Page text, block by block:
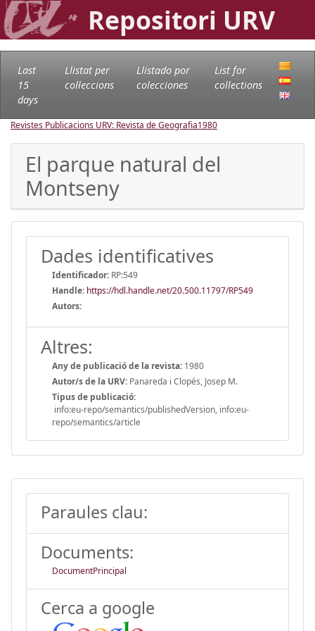
Repositori URV
Last
15
days
Llistat per
col·leccions
Llistado por
colecciones
List for
collections
Revistes Publicacions URV: Revista de Geografia1980
El parque natural del
Montseny
Dades identificatives
Identificador: RP:549
Handle: https://hdl.handle.net/20.500.11797/RP549
Autors:
Altres:
Any de publicació de la revista: 1980
Autor/s de la URV: Panareda i Clopés, Josep M.
Tipus de publicació:
info:eu-repo/semantics/publishedVersion, info:eu-
repo/semantics/article
Paraules clau:
Documents:
DocumentPrincipal
Cerca a google